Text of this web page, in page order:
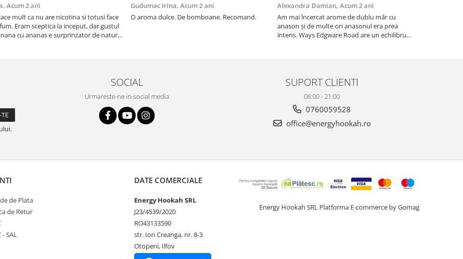
Acum 2 ani
mult ca nu are nicotina si totusi face
Eram sceptica la inceput, dar gustul
cu ananas e surprinzator de natural
Gudumac Irina, Acum 2 ani
O aroma dulce. De bomboane. Recomand.
Alexandra Damian, Acum 2 ani
Am mai încercat arome de dublu măr cu
anason și de multe ori anasonul era prea
intens. Ways Edgware Road are un echilibru
copleșitor. Reco...
SOCIAL
Urmareste-ne in social media
SUPORT CLIENTI
08:00 - 21:00
0760059528
office@energyhookah.ro
de Plata
de Retur
- SAL
DATE COMERCIALE
Energy Hookah SRL
J23/4539/2020
RO43133590
str. Ion Creanga, nr. 8-3
Otopeni, Ilfov
Energy Hookah SRL Platforma E-commerce by Gomag